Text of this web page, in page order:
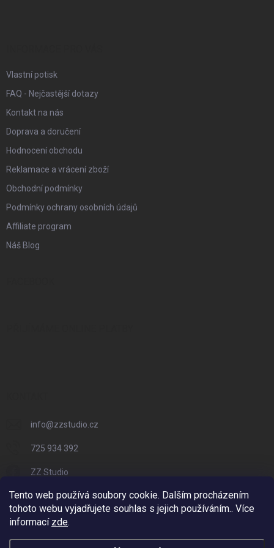
Tento web používá soubory cookie. Dalším procházením
tohoto webu vyjadřujete souhlas s jejich používáním.. Více
informací zde.
Vlastní potisk
FAQ - Nejčastější dotazy
Kontakt na nás
Doprava a doručení
Hodnocení obchodu
Reklamace a vrácení zboží
Obchodní podmínky
Podmínky ochrany osobních údajů
Affiliate program
Náš Blog
info@zzstudio.cz
725 934 392
ZZ Studio
zzstudio_cz